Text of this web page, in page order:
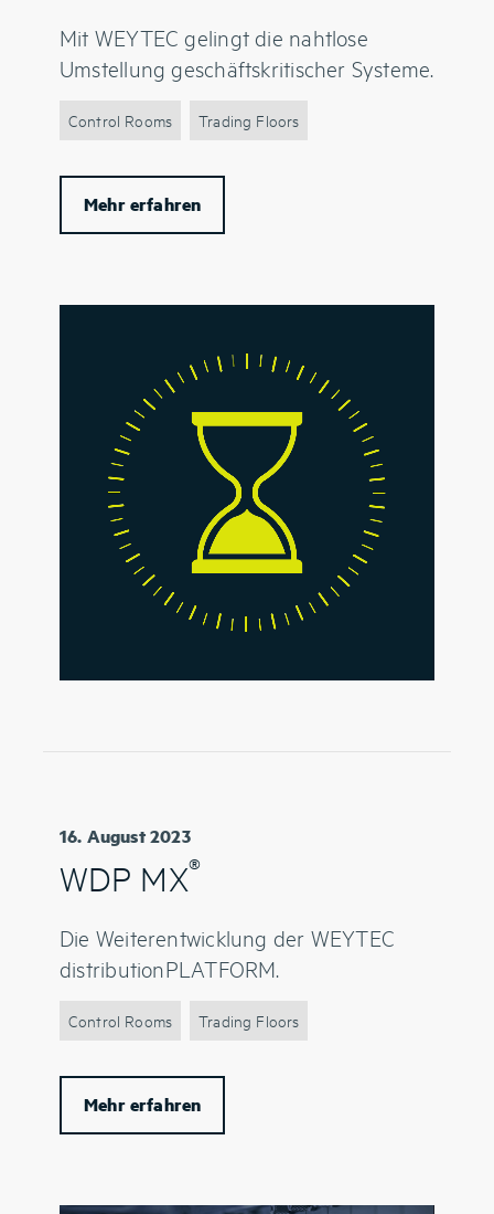
Mit WEYTEC gelingt die nahtlose
Umstellung geschäftskritischer Systeme.
Control Rooms Trading Floors
Mehr erfahren
16. August 2023
WDP MX®
Die Weiterentwicklung der WEYTEC
distributionPLATFORM.
Control Rooms Trading Floors
Mehr erfahren